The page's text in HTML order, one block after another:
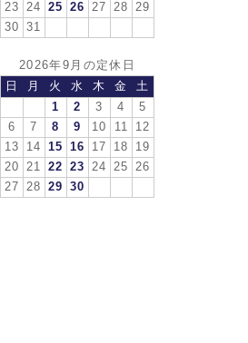
23
24 25 26 27 28
29
30
31
2026年9月の定休日
日
月 火 水 木 金
土
1
2 3 4
5
6
7 8 9 10 11
12
13
14 15 16 17 18
19
20
21 22 23 24 25
26
27
28 29 30